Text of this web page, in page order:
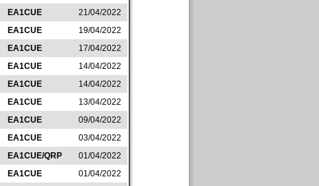
EA1CUE
21/04/2022
EA1CUE
19/04/2022
EA1CUE
17/04/2022
EA1CUE
14/04/2022
EA1CUE
14/04/2022
EA1CUE
13/04/2022
EA1CUE
09/04/2022
EA1CUE
03/04/2022
EA1CUE/QRP
01/04/2022
EA1CUE
01/04/2022